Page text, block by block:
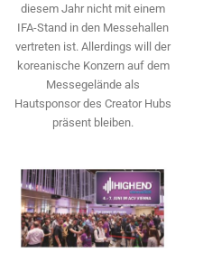
diesem Jahr nicht mit einem
IFA-Stand in den Messehallen
vertreten ist. Allerdings will ­der
koreanische Konzern auf dem
Messegelände als
Hautsponsor des Creator Hubs
präsent bleiben.